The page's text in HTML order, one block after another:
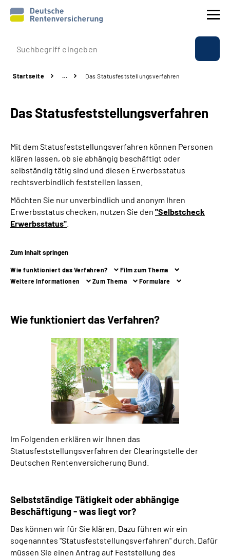
Prävention
Rente
Beratung & Kontakt
Experten
Über uns & Presse
Online-Services
Suche
Language
Leichte Sprache
Mein Kundenportal
Startseite … Das Statusfeststellungs­verfahren
Das Statusfeststellungs­verfahren
Mit dem Statusfeststellungsverfahren können Personen
klären lassen, ob sie abhängig beschäftigt oder
selbständig tätig sind und diesen Erwerbsstatus
rechtsverbindlich feststellen lassen.
Möchten Sie nur unverbindlich und anonym Ihren
Erwerbsstatus checken, nutzen Sie den "Selbstcheck
Erwerbsstatus"
Zum Inhalt springen
Wie funktioniert das Verfahren?
Film zum Thema
Weitere Informationen
Zum Thema Formulare
Wie funktioniert das Verfahren?
Im Folgenden erklären wir Ihnen das
Statusfeststellungsverfahren der Clearingstelle der
Deutschen Rentenversicherung Bund.
Selbstständige Tätigkeit oder abhängige
Beschäftigung - was liegt vor?
Das können wir für Sie klären. Dazu führen wir ein
sogenanntes "Statusfeststellungsverfahren" durch. Dafür
müssen Sie einen Antrag auf Feststellung des